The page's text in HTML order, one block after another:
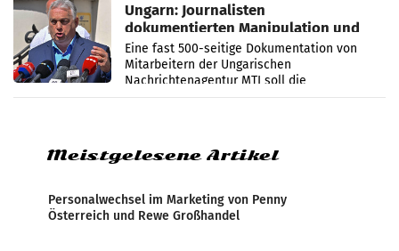
Ungarn: Journalisten
dokumentierten Manipulation und
Zensur
Eine fast 500-seitige Dokumentation von
Mitarbeitern der Ungarischen
Nachrichtenagentur MTI soll die
systematische Nachrichten-Manipulation und
Meistgelesene Artikel
Personalwechsel im Marketing von Penny
Österreich und Rewe Großhandel